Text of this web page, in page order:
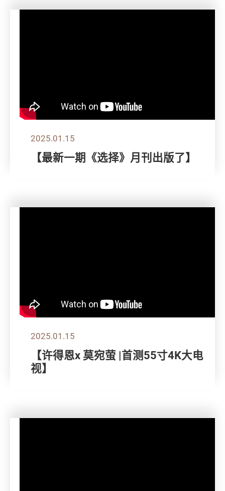
2025.01.15
【最新一期《选择》月刊出版了】
2025.01.15
【许得恩x 莫宛萤 |首测55寸4K大电
视】